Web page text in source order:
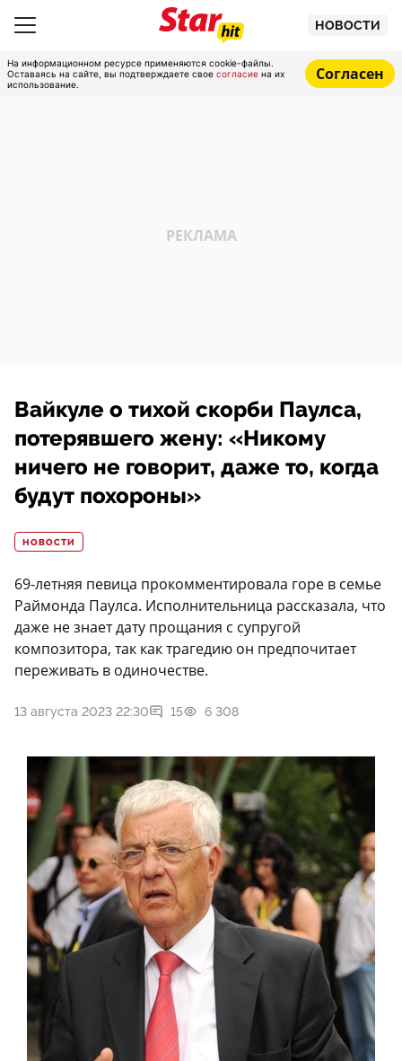
НОВОСТИ
На информационном ресурсе применяются cookie-файлы.
Оставаясь на сайте, вы подтверждаете свое согласие на их
использование.
Согласен
Вайкуле о тихой скорби Паулса,
потерявшего жену: «Никому
ничего не говорит, даже то, когда
будут похороны»
НОВОСТИ
69-летняя певица прокомментировала горе в семье
Раймонда Паулса. Исполнительница рассказала, что
даже не знает дату прощания с супругой
композитора, так как трагедию он предпочитает
переживать в одиночестве.
13 августа 2023 22:30 15 6 308